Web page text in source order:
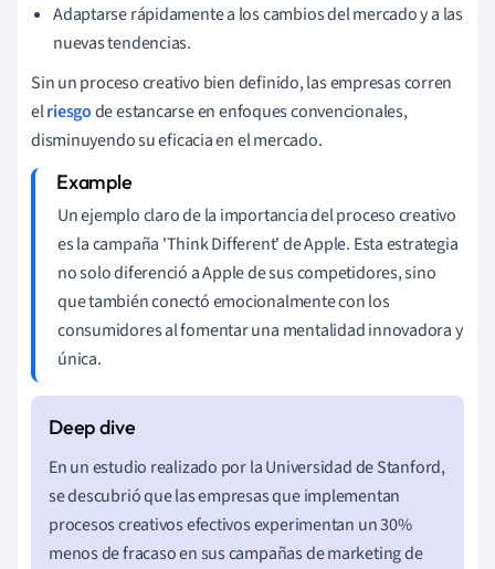
Adaptarse rápidamente a los cambios del mercado y a las
nuevas tendencias.
Sin un proceso creativo bien definido, las empresas corren
elriesgode estancarse en enfoques convencionales,
disminuyendo su eficacia en el mercado.
Un ejemplo claro de la importancia del proceso creativo
es la campaña 'Think Different' de Apple. Esta estrategia
no solo diferenció a Apple de sus competidores, sino
que también conectó emocionalmente con los
consumidores al fomentar una mentalidad innovadora y
única.
En un estudio realizado por la Universidad de Stanford,
se descubrió que las empresas que implementan
procesos creativos efectivos experimentan un 30%
menos de fracaso en sus campañas de marketing de